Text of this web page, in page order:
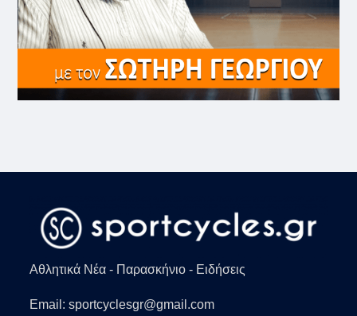
Αθλητικά Νέα - Παρασκήνιο - Ειδήσεις
Email: sportcyclesgr@gmail.com